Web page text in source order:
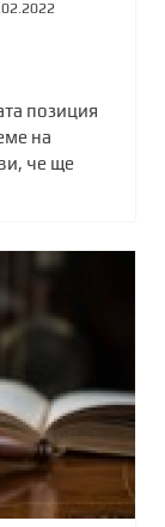
позиция
на
че ще